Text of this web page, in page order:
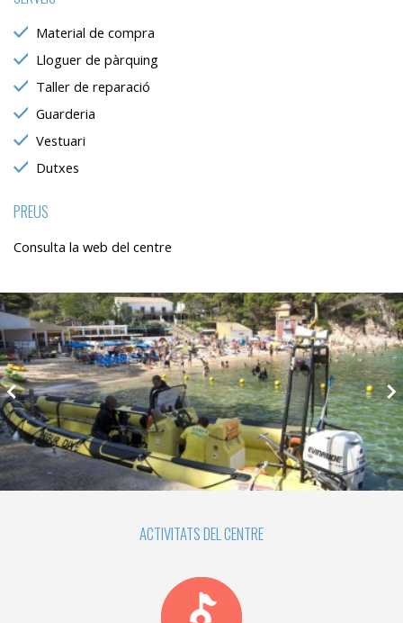
Material de compra
Lloguer de pàrquing
Taller de reparació
Guarderia
Vestuari
Dutxes
PREUS
Consulta la web del centre
ACTIVITATS DEL CENTRE